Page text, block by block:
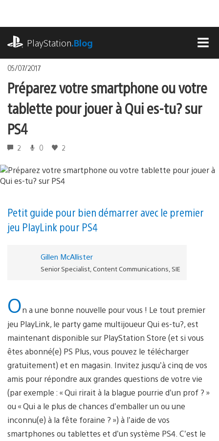
contenu
PlayStation.Blog
05/07/2017
Préparez votre smartphone ou votre
tablette pour jouer à Qui es-tu? sur
PS4
2 0 2
Petit guide pour bien démarrer avec le premier
jeu PlayLink pour PS4
Gillen McAllister
Senior Specialist, Content Communications, SIE
On a une bonne nouvelle pour vous ! Le tout premier
jeu PlayLink, le party game multijoueur Qui es-tu?, est
maintenant disponible sur PlayStation Store (et si vous
êtes abonné(e) PS Plus, vous pouvez le télécharger
gratuitement) et en magasin. Invitez jusqu’à cinq de vos
amis pour répondre aux grandes questions de votre vie
(par exemple : « Qui rirait à la blague pourrie d’un prof ? »
ou « Qui a le plus de chances d’emballer un ou une
inconnu(e) à la fête foraine ? ») à l’aide de vos
smartphones ou tablettes et d’un système PS4. C’est le